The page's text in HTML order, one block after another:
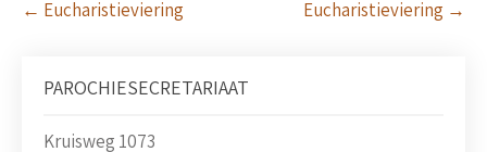
navigation
← Eucharistieviering Eucharistieviering →
PAROCHIESECRETARIAAT
Kruisweg 1073